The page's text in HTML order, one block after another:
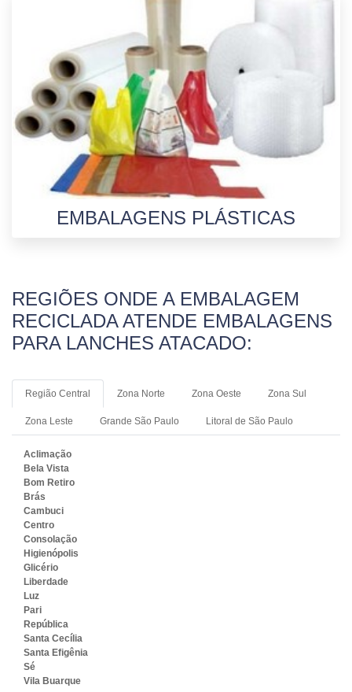
EMBALAGENS PLÁSTICAS
REGIÕES ONDE A EMBALAGEM
RECICLADA ATENDE EMBALAGENS
PARA LANCHES ATACADO:
Região Central Zona Norte Zona Oeste Zona Sul
Zona Leste Grande São Paulo Litoral de São Paulo
Aclimação
Bela Vista
Bom Retiro
Brás
Cambuci
Centro
Consolação
Higienópolis
Glicério
Liberdade
Luz
Pari
República
Santa Cecília
Santa Efigênia
Sé
Vila Buarque